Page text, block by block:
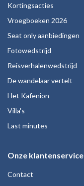
Kortingsacties
Vroegboeken 2026
Seat only aanbiedingen
Fotowedstrijd
Reisverhalenwedstrijd
De wandelaar vertelt
Het Kafenion
Villa's
Last minutes
Onze klantenservice
Contact